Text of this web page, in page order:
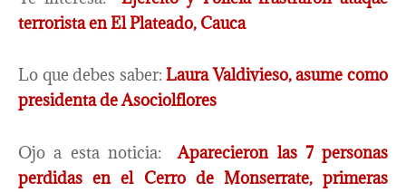
terrorista en El Plateado, Cauca
Lo que debes saber:Laura Valdivieso, asume como
presidenta de Asociolflores
Ojo a esta noticia:Aparecieron las 7 personas
perdidas en el Cerro de Monserrate, primeras